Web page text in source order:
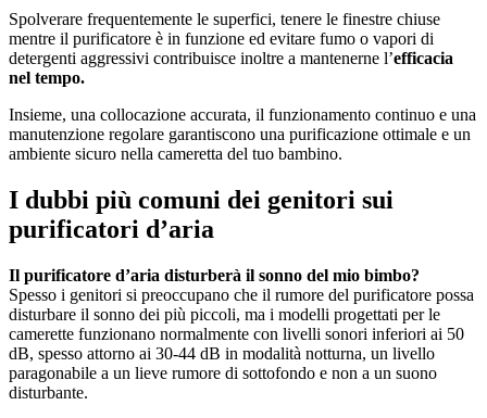
Spolverare frequentemente le superfici, tenere le finestre chiuse
mentre il purificatore è in funzione ed evitare fumo o vapori di
detergenti aggressivi contribuisce inoltre a mantenerne l’efficacia
nel tempo.
Insieme, una collocazione accurata, il funzionamento continuo e una
manutenzione regolare garantiscono una purificazione ottimale e un
ambiente sicuro nella cameretta del tuo bambino.
I dubbi più comuni dei genitori sui
purificatori d’aria
Il purificatore d’aria disturberà il sonno del mio bimbo?
Spesso i genitori si preoccupano che il rumore del purificatore possa
disturbare il sonno dei più piccoli, ma i modelli progettati per le
camerette funzionano normalmente con livelli sonori inferiori ai 50
dB, spesso attorno ai 30-44 dB in modalità notturna, un livello
paragonabile a un lieve rumore di sottofondo e non a un suono
disturbante.